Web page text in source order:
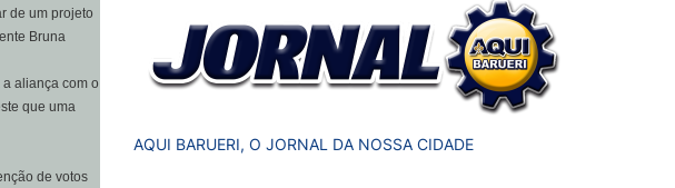
de um projeto
Bruna
aliança com o
que uma
de votos
AQUI BARUERI, O JORNAL DA NOSSA CIDADE